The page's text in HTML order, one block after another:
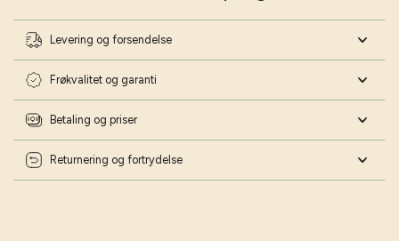
Levering og forsendelse
Frøkvalitet og garanti
Betaling og priser
Returnering og fortrydelse